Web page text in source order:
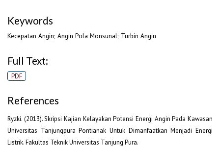
Keywords
Kecepatan Angin; Angin Pola Monsunal; Turbin Angin
Full Text:
PDF
References
Ryzki. (2013). Skripsi Kajian Kelayakan Potensi Energi Angin Pada Kawasan
Universitas Tanjungpura Pontianak Untuk Dimanfaatkan Menjadi Energi
Listrik. Fakultas Teknik Universitas Tanjung Pura.